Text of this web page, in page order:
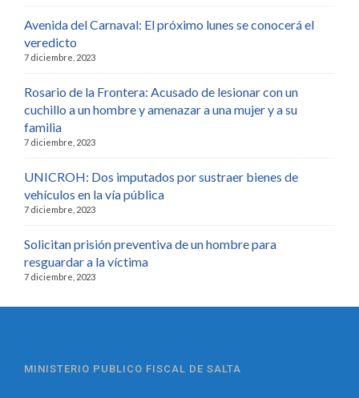
Avenida del Carnaval: El próximo lunes se conocerá el
veredicto
7 diciembre, 2023
Rosario de la Frontera: Acusado de lesionar con un
cuchillo a un hombre y amenazar a una mujer y a su
familia
7 diciembre, 2023
UNICROH: Dos imputados por sustraer bienes de
vehículos en la vía pública
7 diciembre, 2023
Solicitan prisión preventiva de un hombre para
resguardar a la víctima
7 diciembre, 2023
MINISTERIO PUBLICO FISCAL DE SALTA